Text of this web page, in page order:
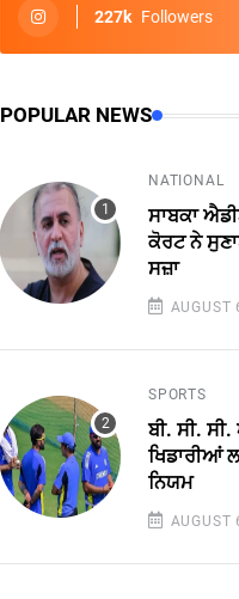
227k Followers
POPULAR NEWS
NATIONAL
ਸਾਬਕਾ
ਕੋਰਟ ਨੇ
ਸਜ਼ਾ
AUGUST
SPORTS
ਬੀ. ਸੀ.
ਖਿਡਾਰੀਆਂ
ਨਿਯਮ
AUGUST